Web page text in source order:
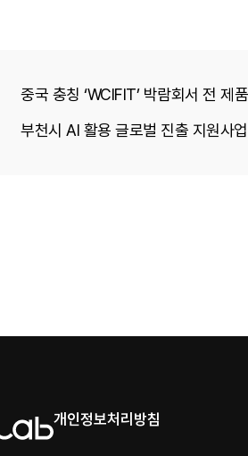
중국 충칭 ‘WCIFIT’ 박람회서 전 제
부천시 AI 활용 글로벌 진출 지원사
개인정보처리방침